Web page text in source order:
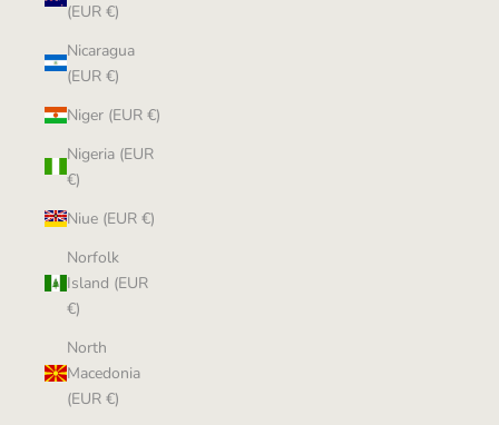
(EUR €)
Nicaragua
(EUR €)
Niger (EUR €)
Nigeria (EUR
€)
Niue (EUR €)
Norfolk
Island (EUR
€)
North
Macedonia
(EUR €)